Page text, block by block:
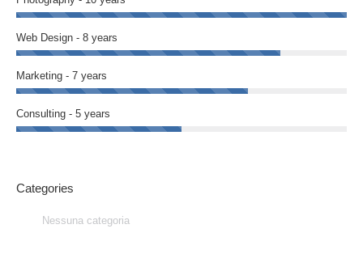
Web Design - 8 years
Marketing - 7 years
Consulting - 5 years
Categories
Nessuna categoria